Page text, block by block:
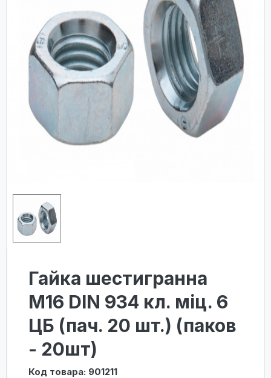
Гайка шестигранна
М16 DIN 934 кл. міц. 6
ЦБ (пач. 20 шт.) (паков
- 20шт)
Код товара: 901211